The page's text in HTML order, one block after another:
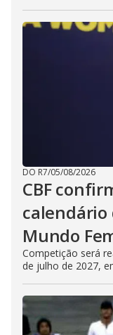
DO R7/05/08/2026
CBF
calendário
Mundo
Competição será
de julho de 2027,